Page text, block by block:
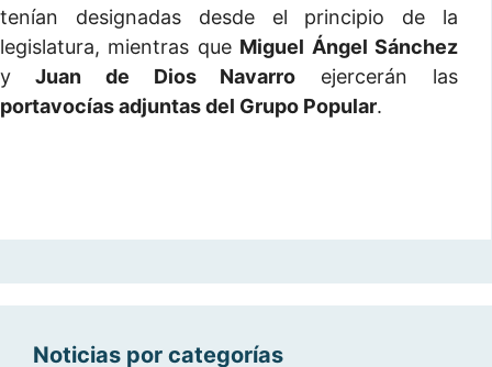
tenían designadas desde el principio de la
legislatura, mientras que Miguel Ángel Sánchez
y Juan de Dios Navarro ejercerán las
portavocías adjuntas del Grupo Popular.
Noticias por categorías